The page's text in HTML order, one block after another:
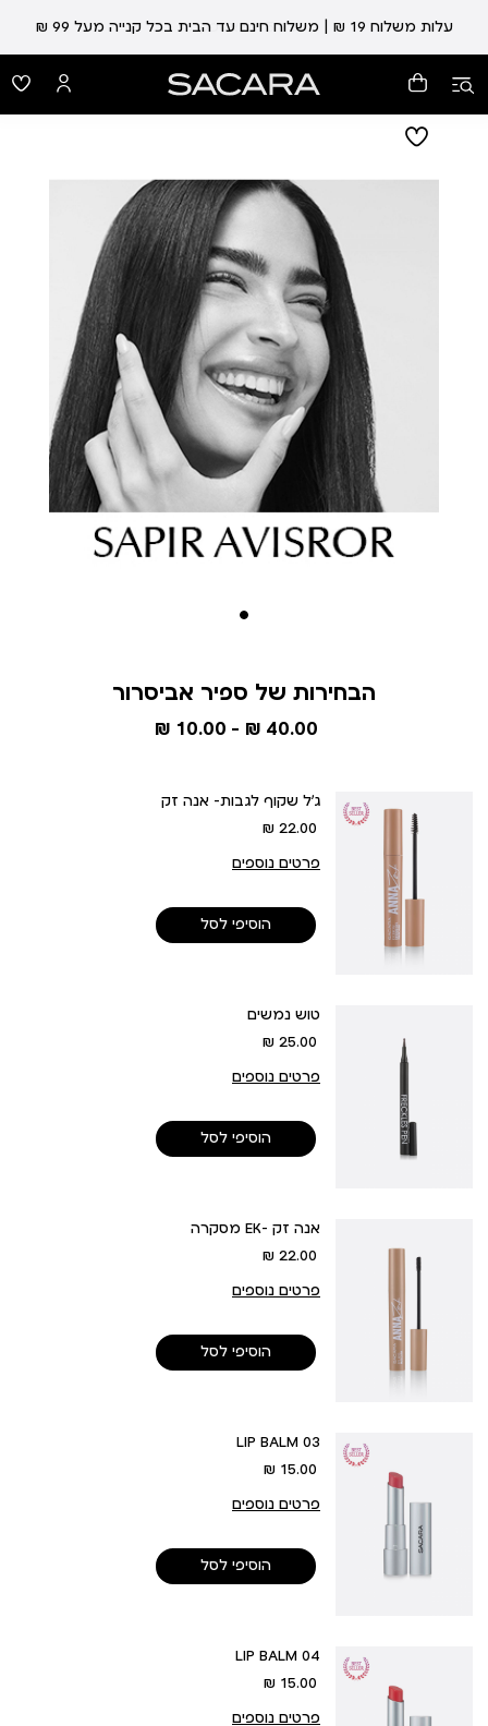
עלות משלוח 19 ₪ | משלוח חינם עד הבית בכל קנייה מעל 99 ₪
הבחירות של ספיר אביסרור
10.00 ₪ 40.00 ₪
ג’ל שקוף לגבות- אנה זק
מחיר
22.00 ₪
פרטים נוספים
הוסיפי לסל
טוש נמשים
מחיר
25.00 ₪
פרטים נוספים
הוסיפי לסל
מסקרה EK- אנה זק
מחיר
22.00 ₪
פרטים נוספים
הוסיפי לסל
LIP BALM 03
מחיר
15.00 ₪
פרטים נוספים
הוסיפי לסל
LIP BALM 04
מחיר
15.00 ₪
פרטים נוספים